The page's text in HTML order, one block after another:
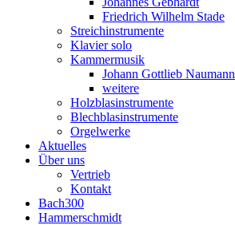
Friedrich Wilhelm Stade
Streichinstrumente
Klavier solo
Kammermusik
Johann Gottlieb Naumann
weitere
Holzblasinstrumente
Blechblasinstrumente
Orgelwerke
Aktuelles
Über uns
Vertrieb
Kontakt
Bach300
Hammerschmidt